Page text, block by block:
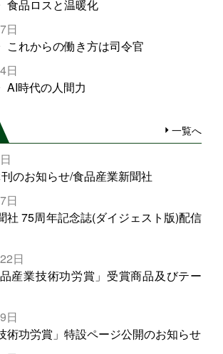
食品ロスと温暖化
日
これからの働き方は司令官
日
AI時代の人間力
一覧へ
のお知らせ/食品産業新聞社
日
社 75周年記念誌(ダイジェスト版)配信
日
品産業技術功労賞」受賞商品及びテー
日
術功労賞」特設ページ公開のお知らせ